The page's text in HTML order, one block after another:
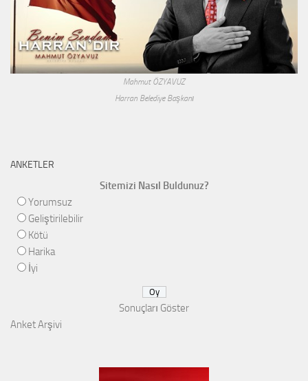
Mahmut ÖZYAVUZ
Harran Belediye Başkanı
ANKETLER
Sitemizi Nasıl Buldunuz?
Yorumsuz
Geliştirilebilir
Kötü
Harika
İyi
Sonuçları Göster
Anket Arşivi